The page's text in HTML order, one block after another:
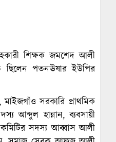
শিক্ষক জমশেদ আলী
ছিলেন পতনঊষার ইউপির
সরকারি প্রাথমিক
আব্দুল হান্নান, ব্যবসায়ী
সদস্য আব্বাস আলী